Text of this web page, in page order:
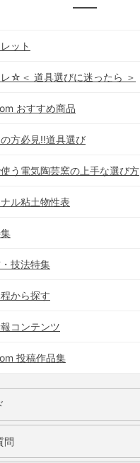
ット
レ☆＜ 道具選びに迷ったら ＞
おすすめ商品
方必見!!道具選び
う電気陶芸窯の上手な選び方
ル粘土物性表
技法特集
から探す
コンテンツ
投稿作品集
問